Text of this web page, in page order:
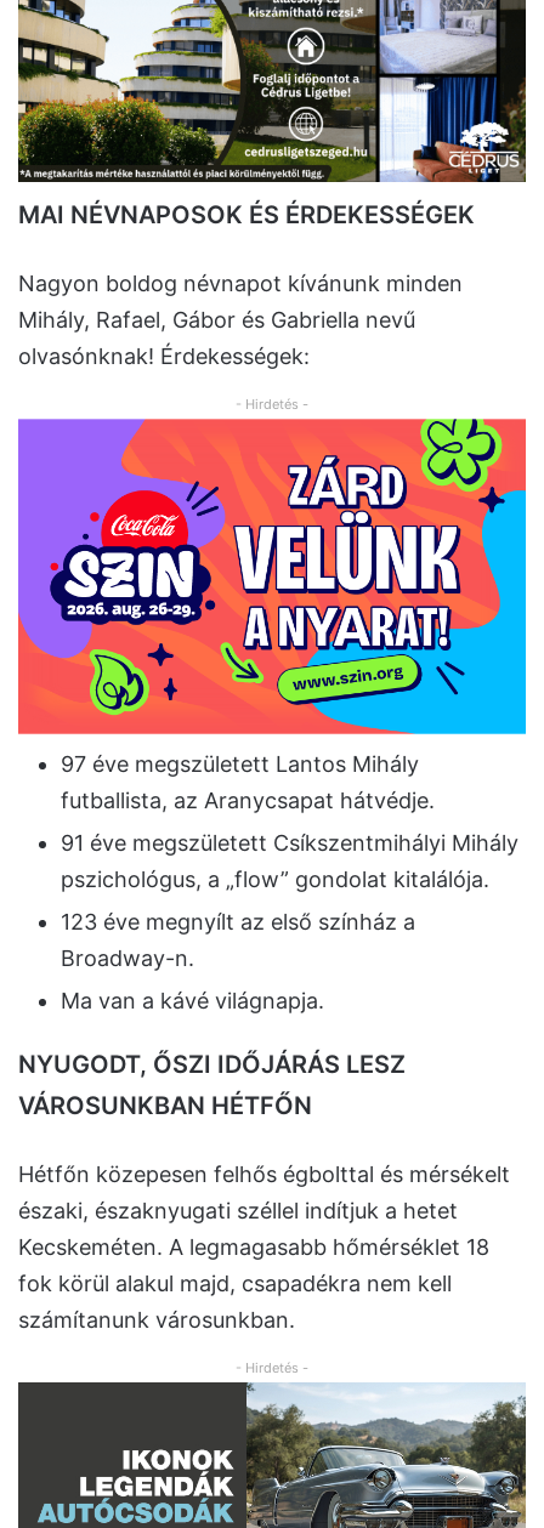
MAI NÉVNAPOSOK ÉS ÉRDEKESSÉGEK
Nagyon boldog névnapot kívánunk minden
Mihály, Rafael, Gábor és Gabriella nevű
olvasónknak! Érdekességek:
- Hirdetés -
97 éve megszületett Lantos Mihály
futballista, az Aranycsapat hátvédje.
91 éve megszületett Csíkszentmihályi Mihály
pszichológus, a „flow” gondolat kitalálója.
123 éve megnyílt az első színház a
Broadway-n.
Ma van a kávé világnapja.
NYUGODT, ŐSZI IDŐJÁRÁS LESZ
VÁROSUNKBAN HÉTFŐN
Hétfőn közepesen felhős égbolttal és mérsékelt
északi, északnyugati széllel indítjuk a hetet
Kecskeméten. A legmagasabb hőmérséklet 18
fok körül alakul majd, csapadékra nem kell
számítanunk városunkban.
- Hirdetés -